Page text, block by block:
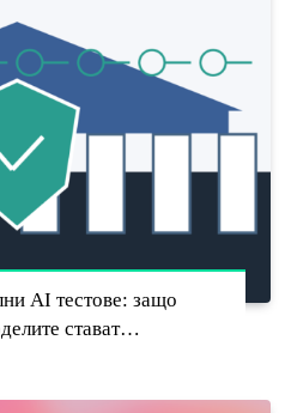
AI тестове: защо
стават